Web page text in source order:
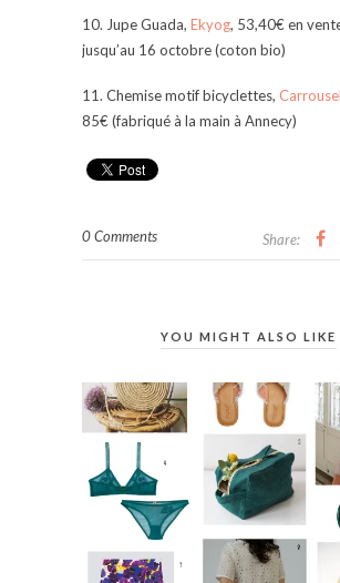
10. Jupe Guada, Ekyog, 53,40€ en
jusqu’au 16 octobre (coton bio)
11. Chemise motif bicyclettes,
85€ (fabriqué à la main à Annecy)
0 Comments Share:
YOU MIGHT ALSO LIKE